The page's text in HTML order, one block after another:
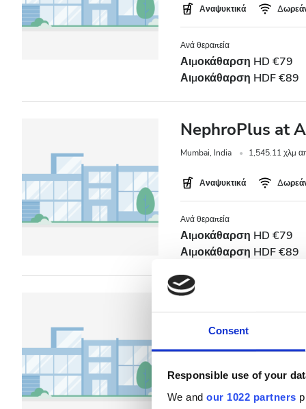
Consent
Responsible use of your
We and our 1022 partners
Τηλεοπτικές Οθόνες
0 - 100 EUR
200 - 300 EUR
Πρωί
Απόγευμα
Βράδυ
Αναψυκτικά
Ανά θεραπεία
Αιμοκάθαρση HD €79
Αιμοκάθαρση HDF €89
NephroPlus at
Mumbai, India 1,545.11 χλμ
Αναψυκτικά
Ανά θεραπεία
Αιμοκάθαρση HD €79
Αιμοκάθαρση HDF €89
NephroPlus at
Hospital
Mumbai, India 27.02 χλμ από
Αναψυκτικά